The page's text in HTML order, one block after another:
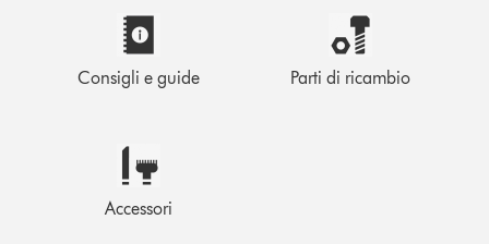
Consigli e guide Parti di ricambio
Accessori